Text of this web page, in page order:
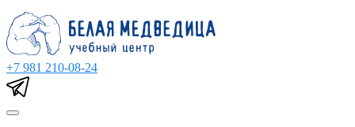
+7 981 210-08-24